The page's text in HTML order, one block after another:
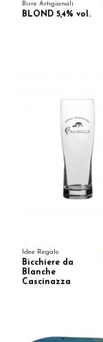
Birre Artigianali
BLOND 5,4% vol.
Idee Regalo
Bicchiere da
Blanche
Cascinazza